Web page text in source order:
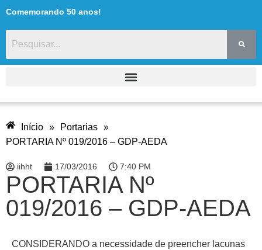
Comemorando 50 anos!
Início » Portarias »
PORTARIA Nº 019/2016 – GDP-AEDA
iihht 17/03/2016 7:40 PM
PORTARIA Nº
019/2016 – GDP-AEDA
CONSIDERANDO a necessidade de preencher lacunas